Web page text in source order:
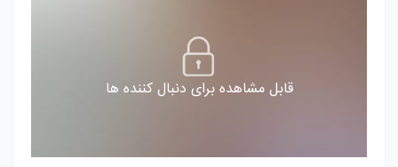
قابل مشاهده برای دنبال کننده ها